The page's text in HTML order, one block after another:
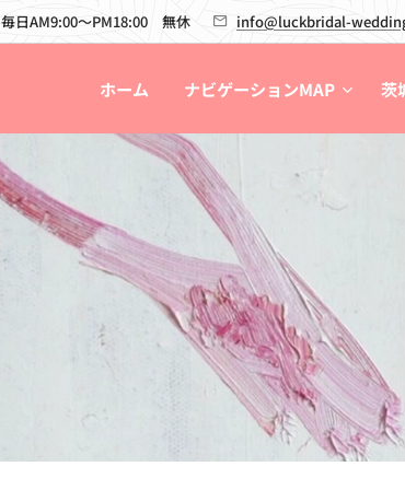
毎日AM9:00～PM18:00 無休 info@luckbridal-
ホーム ナビゲーションMAP 茨